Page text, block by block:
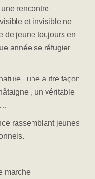
rencontre
et invisible ne
de jeune toujours en
année se réfugier
, une autre façon
, un véritable
rassemblant jeunes
marche